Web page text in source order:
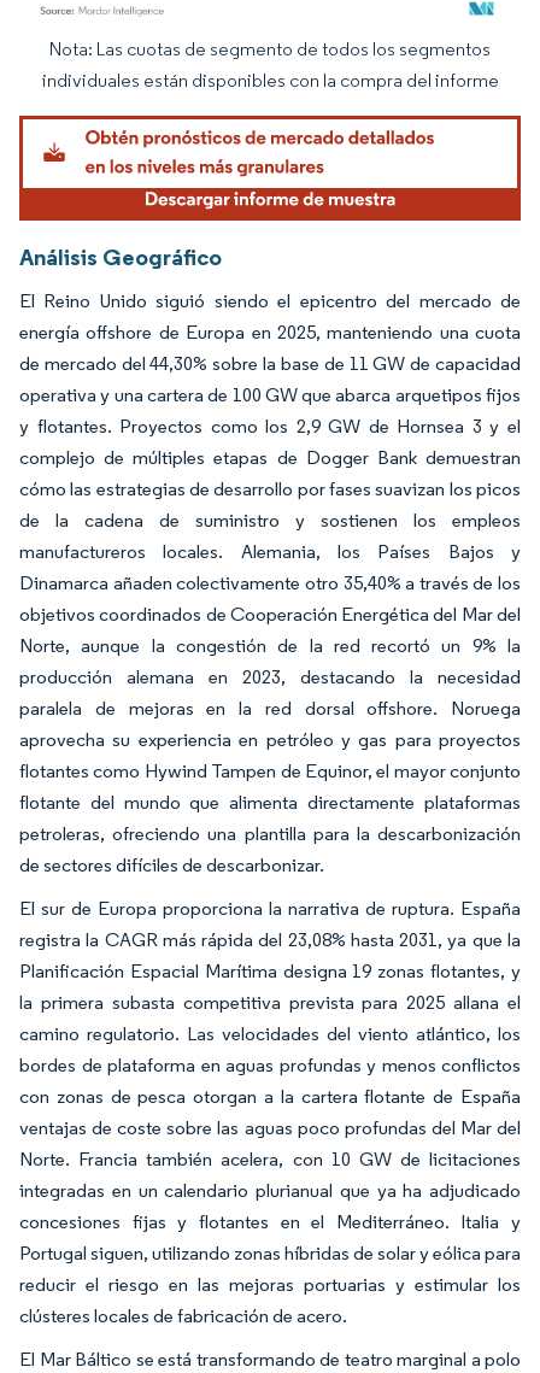
Imagen © Mordor Intelligence. El uso requiere atribución según CC BY 4.0.
Nota: Las cuotas de segmento de todos los segmentos
individuales están disponibles con la compra del informe
Análisis Geográfico
El Reino Unido siguió siendo el epicentro del mercado de
energía offshore de Europa en 2025, manteniendo una cuota
de mercado del 44,30% sobre la base de 11 GW de capacidad
operativa y una cartera de 100 GW que abarca arquetipos fijos
y flotantes. Proyectos como los 2,9 GW de Hornsea 3 y el
complejo de múltiples etapas de Dogger Bank demuestran
cómo las estrategias de desarrollo por fases suavizan los picos
de la cadena de suministro y sostienen los empleos
manufactureros locales. Alemania, los Países Bajos y
Dinamarca añaden colectivamente otro 35,40% a través de los
objetivos coordinados de Cooperación Energética del Mar del
Norte, aunque la congestión de la red recortó un 9% la
producción alemana en 2023, destacando la necesidad
paralela de mejoras en la red dorsal offshore. Noruega
aprovecha su experiencia en petróleo y gas para proyectos
flotantes como Hywind Tampen de Equinor, el mayor conjunto
flotante del mundo que alimenta directamente plataformas
petroleras, ofreciendo una plantilla para la descarbonización
de sectores difíciles de descarbonizar.
El sur de Europa proporciona la narrativa de ruptura. España
registra la CAGR más rápida del 23,08% hasta 2031, ya que la
Planificación Espacial Marítima designa 19 zonas flotantes, y
la primera subasta competitiva prevista para 2025 allana el
camino regulatorio. Las velocidades del viento atlántico, los
bordes de plataforma en aguas profundas y menos conflictos
con zonas de pesca otorgan a la cartera flotante de España
ventajas de coste sobre las aguas poco profundas del Mar del
Norte. Francia también acelera, con 10 GW de licitaciones
integradas en un calendario plurianual que ya ha adjudicado
concesiones fijas y flotantes en el Mediterráneo. Italia y
Portugal siguen, utilizando zonas híbridas de solar y eólica para
reducir el riesgo en las mejoras portuarias y estimular los
clústeres locales de fabricación de acero.
El Mar Báltico se está transformando de teatro marginal a polo